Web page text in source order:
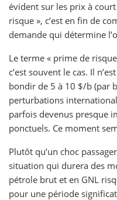
évident sur les prix à
risque », c’est en fin de
demande qui détermine
Le terme « prime de
c’est souvent le cas. Il
bondir de 5 à 10 $/b (par
perturbations
parfois devenus presque
ponctuels. Ce moment
Plutôt qu’un choc
situation qui durera des
pétrole brut et en GNL
pour une période